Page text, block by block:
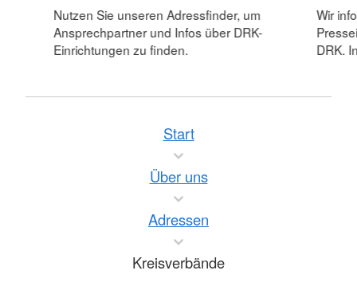
Nutzen Sie unseren Adressfinder, um
Ansprechpartner und Infos über DRK-
Einrichtungen zu finden.
Wir
DRK.
Start
Über uns
Adressen
Kreisverbände